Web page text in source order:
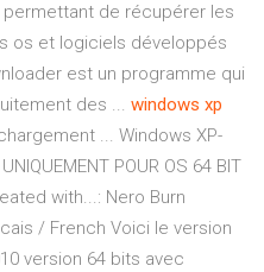
de récupérer les
os et logiciels développés
est un programme qui
des ... windows xp
... Windows XP-
POUR OS 64 BIT
with...: Nero Burn
/ French Voici le version
version 64 bits avec